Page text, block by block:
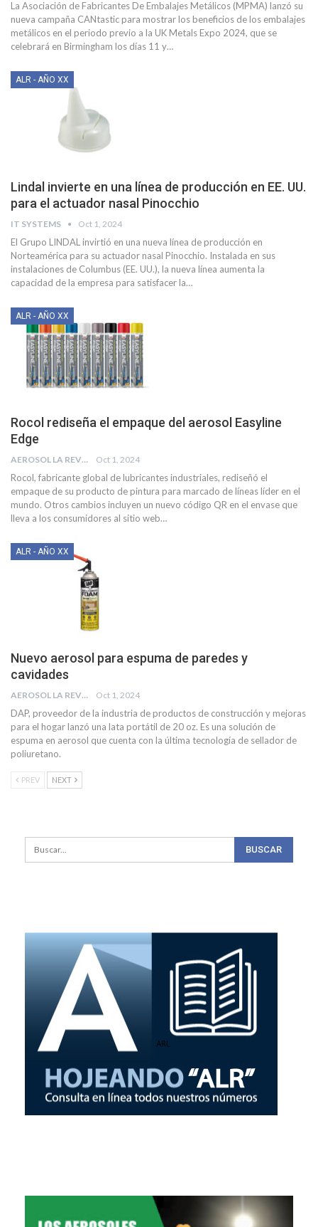
La Asociación de Fabricantes De Embalajes Metálicos (MPMA) lanzó su
nueva campaña CANtastic para mostrar los beneficios de los embalajes
metálicos en el periodo previo a la UK Metals Expo 2024, que se
celebrará en Birmingham los días 11 y…
ALR - AÑO XX
Lindal invierte en una línea de producción en EE. UU.
para el actuador nasal Pinocchio
IT SYSTEMS Oct 1, 2024
El Grupo LINDAL invirtió en una nueva línea de producción en
Norteamérica para su actuador nasal Pinocchio. Instalada en sus
instalaciones de Columbus (EE. UU.), la nueva línea aumenta la
capacidad de la empresa para satisfacer la…
ALR - AÑO XX
Rocol rediseña el empaque del aerosol Easyline
Edge
AEROSOL LA REVISTA Oct 1, 2024
Rocol, fabricante global de lubricantes industriales, rediseñó el
empaque de su producto de pintura para marcado de líneas líder en el
mundo. Otros cambios incluyen un nuevo código QR en el envase que
lleva a los consumidores al sitio web…
ALR - AÑO XX
Nuevo aerosol para espuma de paredes y
cavidades
AEROSOL LA REVISTA Oct 1, 2024
DAP, proveedor de la industria de productos de construcción y mejoras
para el hogar lanzó una lata portátil de 20 oz. Es una solución de
espuma en aerosol que cuenta con la última tecnología de sellador de
poliuretano.
PREV NEXT